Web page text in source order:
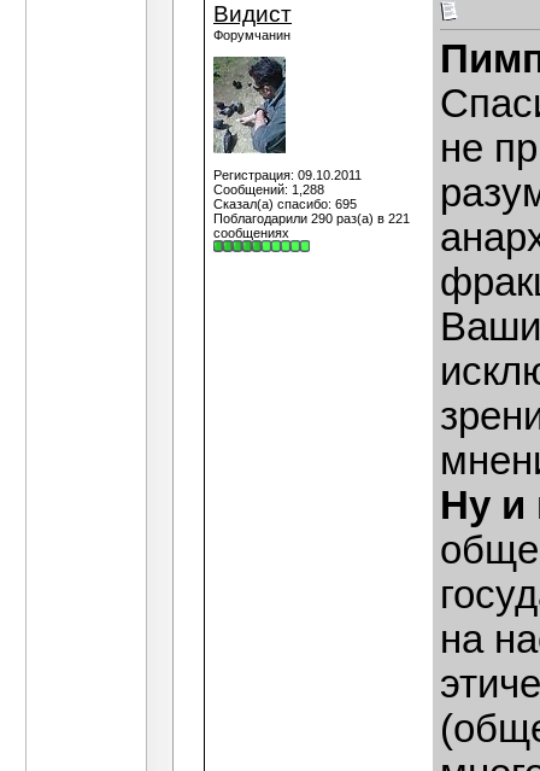
Видист
Форумчанин
Регистрация: 09.10.2011
Сообщений: 1,288
Сказал(а) спасибо: 695
Поблагодарили 290 раз(а) в 221
сообщениях
не
Ваши
Ну и
на